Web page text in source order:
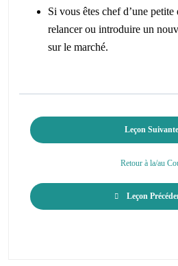
Si vous êtes chef d’une
relancer ou introduire un
sur le marché.
Leçon
Retour à la/au
Leçon Suivante